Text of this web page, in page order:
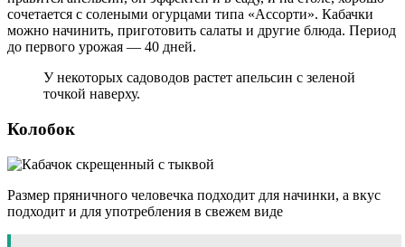
сочетается с солеными огурцами типа «Ассорти». Кабачки
можно начинить, приготовить салаты и другие блюда. Период
до первого урожая — 40 дней.
У некоторых садоводов растет апельсин с зеленой
точкой наверху.
Колобок
Размер пряничного человечка подходит для начинки, а вкус
подходит и для употребления в свежем виде